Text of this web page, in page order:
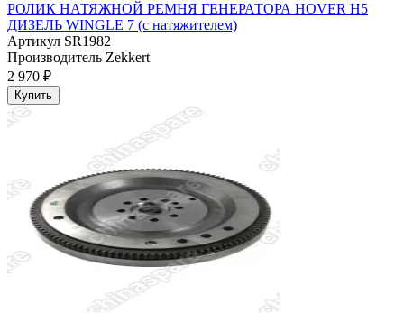
РОЛИК НАТЯЖНОЙ РЕМНЯ ГЕНЕРАТОРА HOVER H5
ДИЗЕЛЬ WINGLE 7 (с натяжителем)
Артикул SR1982
Производитель Zekkert
2 970 ₽
Купить